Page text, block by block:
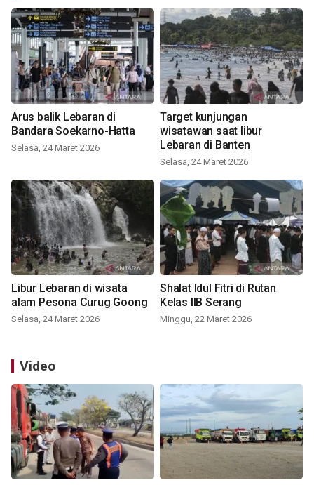
Arus balik Lebaran di
Bandara Soekarno-Hatta
Selasa, 24 Maret 2026
Target kunjungan
wisatawan saat libur
Lebaran di Banten
Selasa, 24 Maret 2026
Libur Lebaran di wisata
alam Pesona Curug Goong
Selasa, 24 Maret 2026
Shalat Idul Fitri di Rutan
Kelas IIB Serang
Minggu, 22 Maret 2026
Video